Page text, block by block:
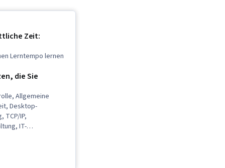
Zeit:
Lerntempo lernen
die Sie
Allgemeine
Desktop-
TCP/IP,
IT-